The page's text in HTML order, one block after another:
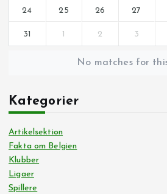
24 25 26 27
31 1 2 3
No matches for
Kategorier
Artikelsektion
Fakta om Belgien
Klubber
Ligaer
Spillere